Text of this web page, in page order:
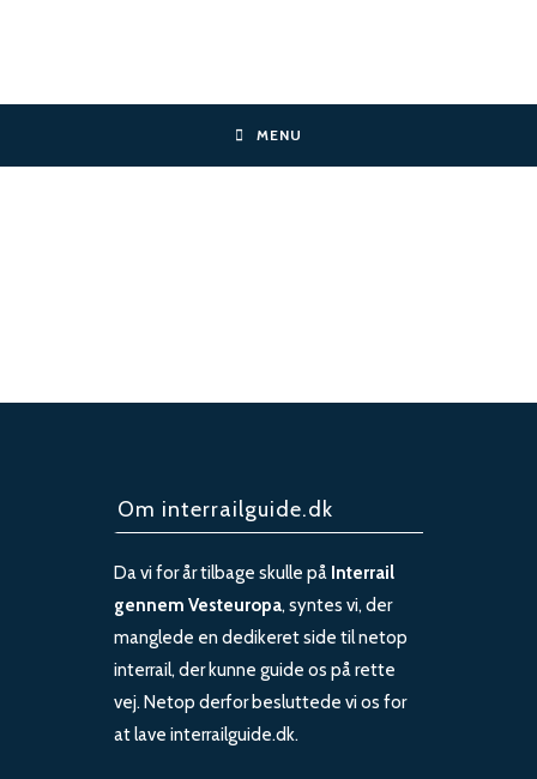
MENU
Om interrailguide.dk
Da vi for år tilbage skulle på Interrail
gennem Vesteuropa, syntes vi, der
manglede en dedikeret side til netop
interrail, der kunne guide os på rette
vej. Netop derfor besluttede vi os for
at lave interrailguide.dk.